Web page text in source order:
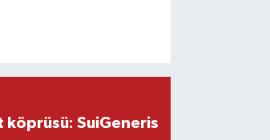
köprüsü: SuiGeneris